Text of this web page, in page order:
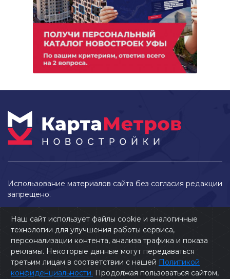
Использование материалов сайта без согласия редакции
запрещено.
Наш сайт использует файлы cookie и аналогичные
технологии для улучшения работы сервиса,
персонализации контента, анализа трафика и показа
рекламы. Некоторые данные могут передаваться
третьим лицам в соответствии с нашей Политикой
конфиденциальности. Продолжая пользоваться сайтом,